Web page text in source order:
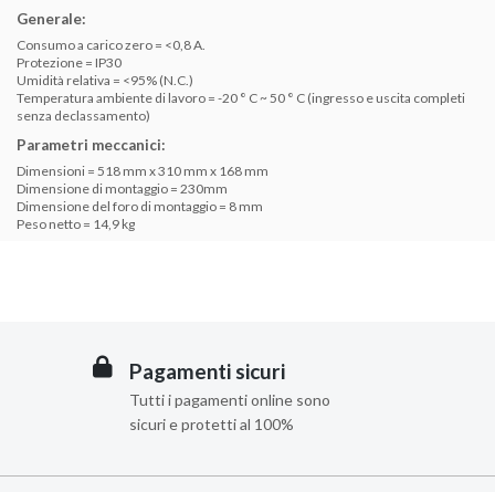
Generale:
Consumo a carico zero = <0,8 A.
Protezione = IP30
Umidità relativa = <95% (N.C.)
Temperatura ambiente di lavoro = -20 ° C ~ 50 ° C (ingresso e uscita completi
senza declassamento)
Parametri meccanici:
Dimensioni = 518 mm x 310 mm x 168 mm
Dimensione di montaggio = 230mm
Dimensione del foro di montaggio = 8 mm
Peso netto = 14,9 kg
Pagamenti sicuri
Tutti i pagamenti online sono
sicuri e protetti al 100%